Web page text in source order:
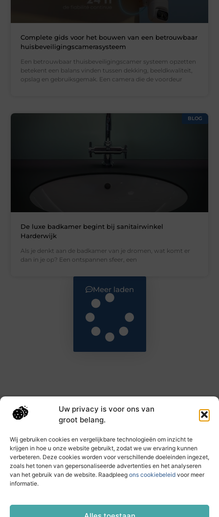
Uw privacy is voor ons van
groot belang.
Wij gebruiken cookies en vergelijkbare technologieën om inzicht te
krijgen in hoe u onze website gebruikt, zodat we uw ervaring kunnen
verbeteren. Deze cookies worden voor verschillende doeleinden ingezet,
zoals het tonen van gepersonaliseerde advertenties en het analyseren
van het gebruik van de website. Raadpleeg ons cookiebeleid voor meer
informatie.
Complete gids voor het bouwen van een betrouwbaar
huisbeveiligingscamerasysteem
Een betrouwbaar thuisbeveiligingscamer systeem opzetten
betekent een balans vinden tussen dekking, beeldkwaliteit,
opslag en gebruiksgemak. Een camera die de voordeur
BLOG
De luxe badkamer begint bij sanitairwinkel
Harderwijk
Als je denkt aan de badkamer van je dromen, wat komt er
dan in je op? Een ontspannen sfeer, een
Meer laden
Main Links
Dagelijks nieuwe inzichten op taec.nl
Artikelen vol kennis, inspiratie en praktische tips die